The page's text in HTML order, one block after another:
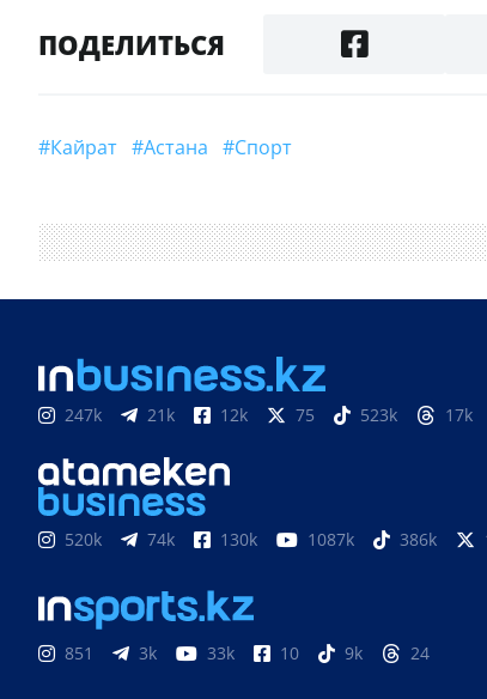
ПОДЕЛИТЬСЯ
#Кайрат #Астана #Спорт
247k 21k 12k 75 523k 17k
520k 74k 130k 1087k 386k
851 3k 33k 10 9k 24